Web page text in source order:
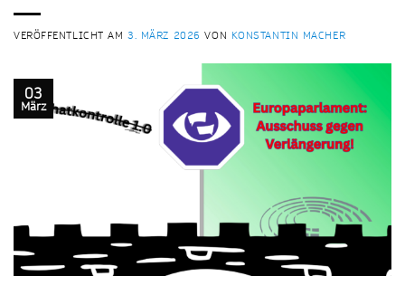
VERÖFFENTLICHT AM3. MÄRZ 2026 VON KONSTANTIN MACHER
03
März